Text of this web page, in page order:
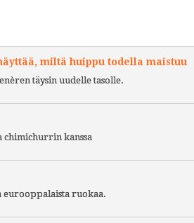
miltä huippu todella maistuu
täysin uudelle tasolle.
chimichurrin kanssa
eurooppalaista ruokaa.